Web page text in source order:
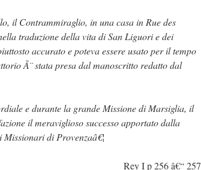
il Contrammiraglio, in una casa in Rue des
traduzione della vita di San Liguori e dei
accurato e poteva essere usato per il tempo
Ã¨ stata presa dal manoscritto redatto dal
e durante la grande Missione di Marsiglia, il
il meraviglioso successo apportato dalla
di Provenzaâ€¦
Rey I p 256 â€“ 257